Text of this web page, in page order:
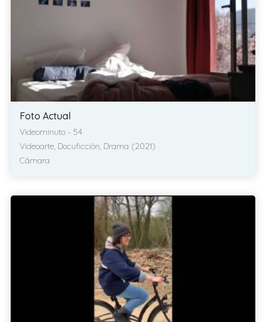
Foto Actual
Videominuto - 54
Videoarte, Docuficción, Drama (2021)
Cámara